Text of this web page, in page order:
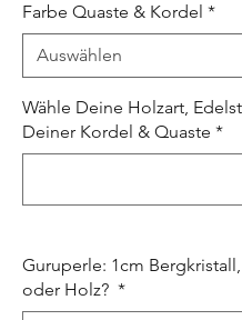
Farbe Quaste & Kordel *
Wähle Deine Holzart,
Deiner Kordel & Quaste *
Guruperle: 1cm
oder Holz? *